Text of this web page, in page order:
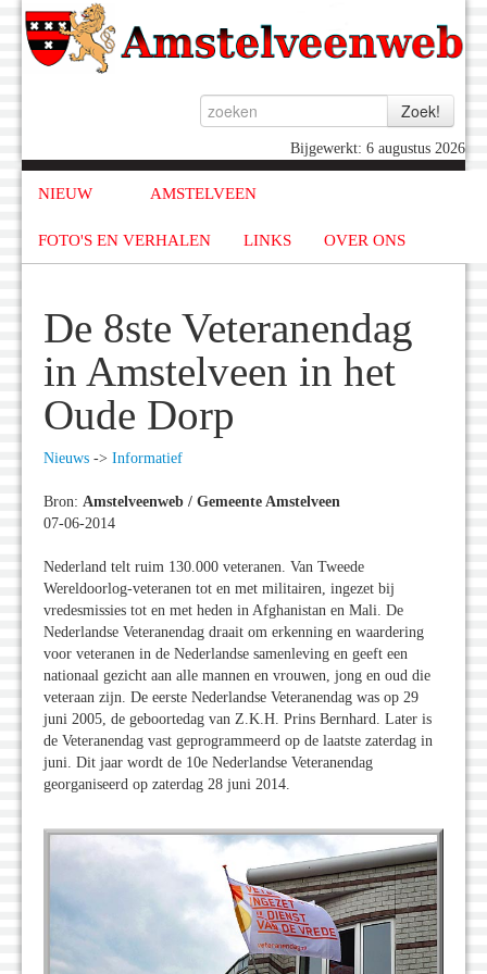
Bijgewerkt: 6 augustus 2026
NIEUW AMSTELVEEN
FOTO'S EN VERHALEN LINKS OVER ONS
De 8ste Veteranendag
in Amstelveen in het
Oude Dorp
Nieuws -> Informatief
Bron: Amstelveenweb / Gemeente Amstelveen
07-06-2014
Nederland telt ruim 130.000 veteranen. Van Tweede
Wereldoorlog-veteranen tot en met militairen, ingezet bij
vredesmissies tot en met heden in Afghanistan en Mali. De
Nederlandse Veteranendag draait om erkenning en waardering
voor veteranen in de Nederlandse samenleving en geeft een
nationaal gezicht aan alle mannen en vrouwen, jong en oud die
veteraan zijn. De eerste Nederlandse Veteranendag was op 29
juni 2005, de geboortedag van Z.K.H. Prins Bernhard. Later is
de Veteranendag vast geprogrammeerd op de laatste zaterdag in
juni. Dit jaar wordt de 10e Nederlandse Veteranendag
georganiseerd op zaterdag 28 juni 2014.